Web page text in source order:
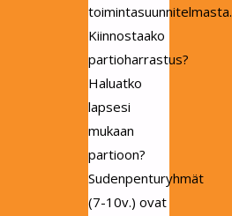
toimintasuunnitelmasta.
Kiinnostaako
partioharrastus?
Haluatko
lapsesi
mukaan
partioon?
Sudenpenturyhmät
(7-10v.) ovat